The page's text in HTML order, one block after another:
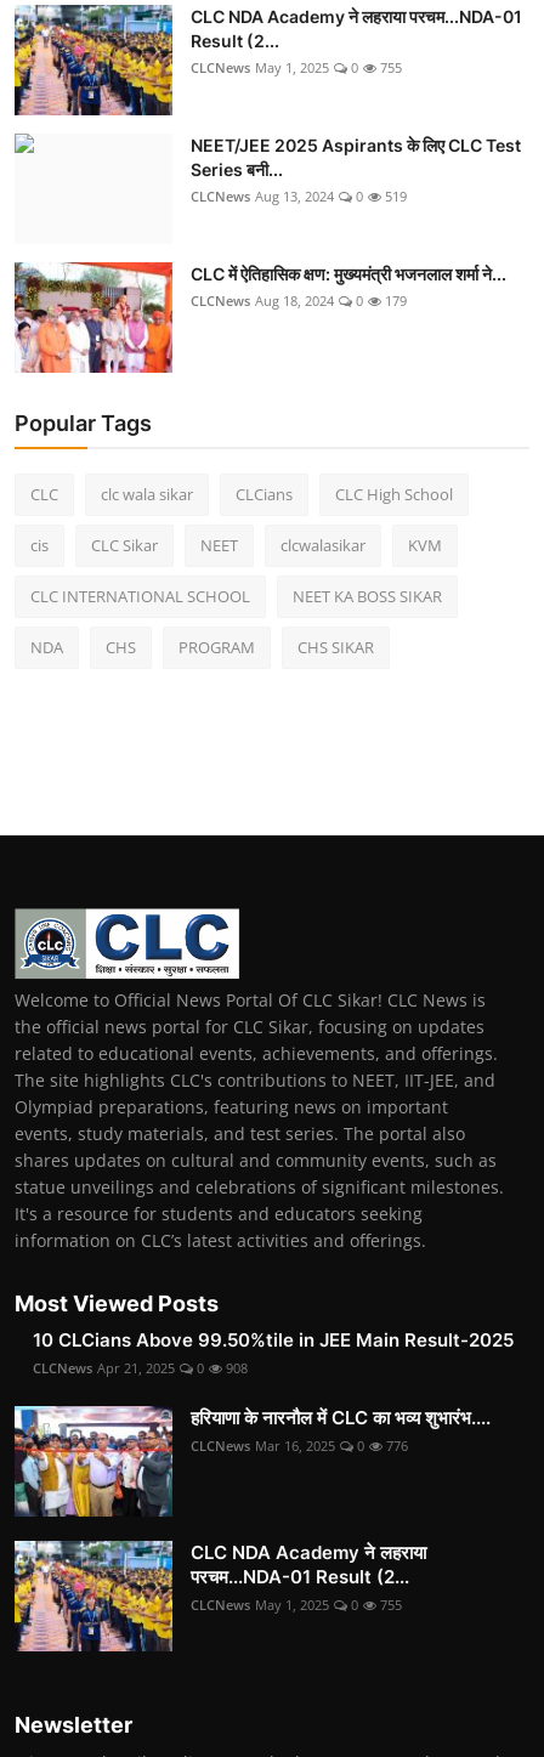
CLC NDA Academy ने लहराया परचम...NDA-01
Result (2...
CLCNews May 1, 2025 0 755
NEET/JEE 2025 Aspirants के लिए CLC Test
Series बनी...
CLCNews Aug 13, 2024 0 519
CLC में ऐतिहासिक क्षण: मुख्यमंत्री भजनलाल शर्मा ने...
CLCNews Aug 18, 2024 0 179
Popular Tags
CLC clc wala sikar CLCians CLC High School
cis CLC Sikar NEET clcwalasikar KVM
CLC INTERNATIONAL SCHOOL NEET KA BOSS SIKAR
NDA CHS PROGRAM CHS SIKAR
Welcome to Official News Portal Of CLC Sikar! CLC News is
the official news portal for CLC Sikar, focusing on updates
related to educational events, achievements, and offerings.
The site highlights CLC's contributions to NEET, IIT-JEE, and
Olympiad preparations, featuring news on important
events, study materials, and test series. The portal also
shares updates on cultural and community events, such as
statue unveilings and celebrations of significant milestones.
It's a resource for students and educators seeking
information on CLC’s latest activities and offerings.
Most Viewed Posts
10 CLCians Above 99.50%tile in JEE Main Result-2025
CLCNews Apr 21, 2025 0 908
हरियाणा के नारनौल में CLC का भव्य शुभारंभ....
CLCNews Mar 16, 2025 0 776
CLC NDA Academy ने लहराया
परचम...NDA-01 Result (2...
CLCNews May 1, 2025 0 755
Newsletter